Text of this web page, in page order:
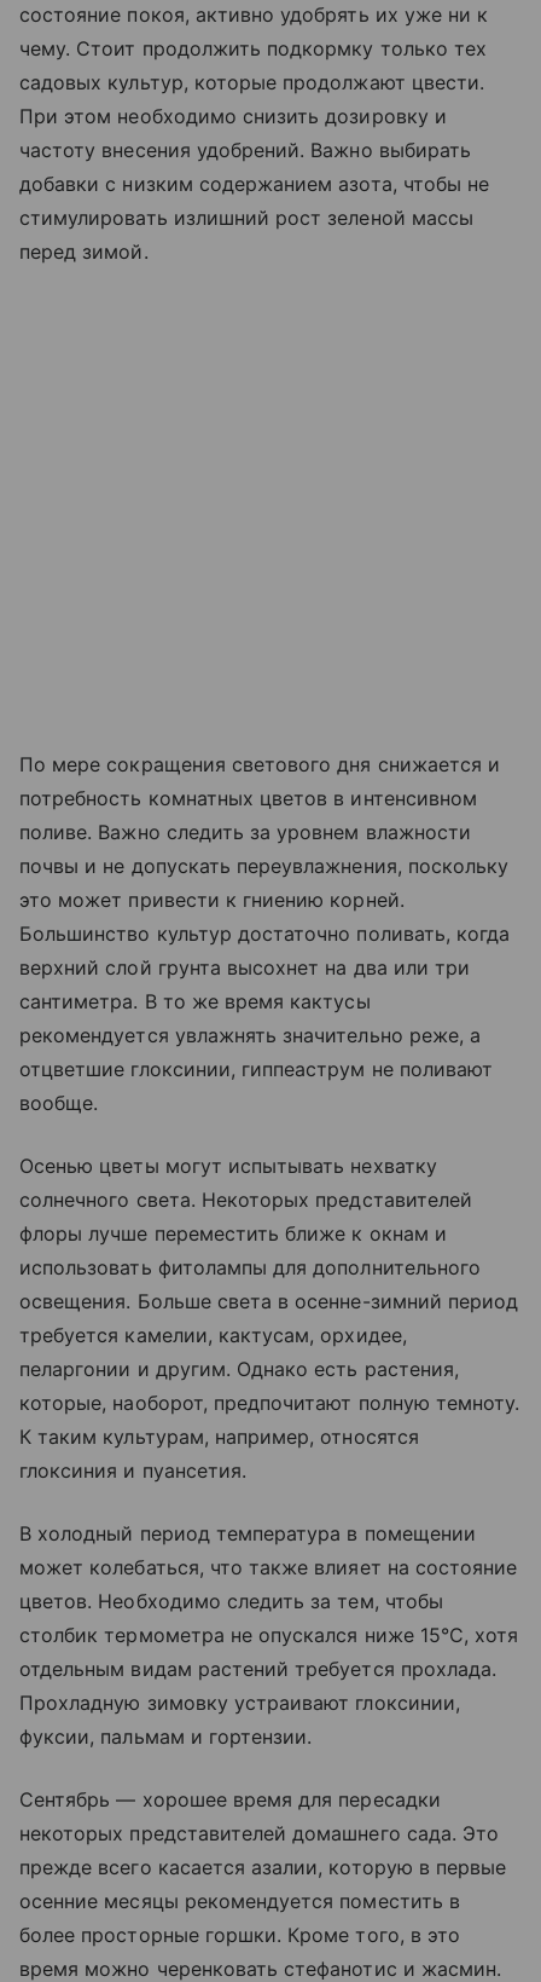
состояние покоя, активно удобрять их уже ни к
чему. Стоит продолжить подкормку только тех
садовых культур, которые продолжают цвести.
При этом необходимо снизить дозировку и
частоту внесения удобрений. Важно выбирать
добавки с низким содержанием азота, чтобы не
стимулировать излишний рост зеленой массы
перед зимой.
По мере сокращения светового дня снижается и
потребность комнатных цветов в интенсивном
поливе. Важно следить за уровнем влажности
почвы и не допускать переувлажнения, поскольку
это может привести к гниению корней.
Большинство культур достаточно поливать, когда
верхний слой грунта высохнет на два или три
сантиметра. В то же время кактусы
рекомендуется увлажнять значительно реже, а
отцветшие глоксинии, гиппеаструм не поливают
вообще.
Осенью цветы могут испытывать нехватку
солнечного света. Некоторых представителей
флоры лучше переместить ближе к окнам и
использовать фитолампы для дополнительного
освещения. Больше света в осенне-зимний период
требуется камелии, кактусам, орхидее,
пеларгонии и другим. Однако есть растения,
которые, наоборот, предпочитают полную темноту.
К таким культурам, например, относятся
глоксиния и пуансетия.
В холодный период температура в помещении
может колебаться, что также влияет на состояние
цветов. Необходимо следить за тем, чтобы
столбик термометра не опускался ниже 15°C, хотя
отдельным видам растений требуется прохлада.
Прохладную зимовку устраивают глоксинии,
фуксии, пальмам и гортензии.
Сентябрь — хорошее время для пересадки
некоторых представителей домашнего сада. Это
прежде всего касается азалии, которую в первые
осенние месяцы рекомендуется поместить в
более просторные горшки. Кроме того, в это
время можно черенковать стефанотис и жасмин.